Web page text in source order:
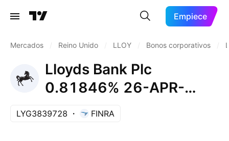
Empiece
Mercados Reino Unido LLOY Bonos corporativos
Lloyds Bank Plc
0.81846% 26-APR-
2027
LYG3839728 FINRA